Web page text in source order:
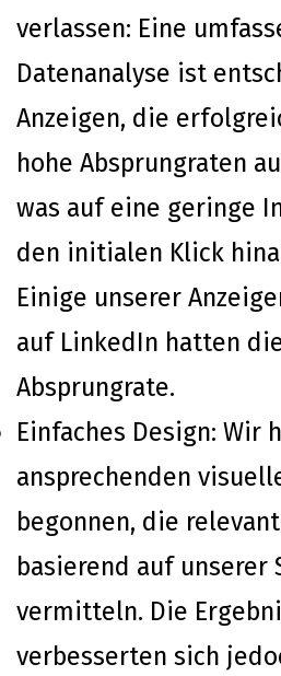
verlassen: Eine
Datenanalyse ist
Anzeigen, die
hohe Absprungraten
was auf eine geringe
den initialen Klick
Einige unserer
auf LinkedIn hatten
Absprungrate.
Einfaches Design: Wir
ansprechenden
begonnen, die
basierend auf unserer
vermitteln. Die
verbesserten sich